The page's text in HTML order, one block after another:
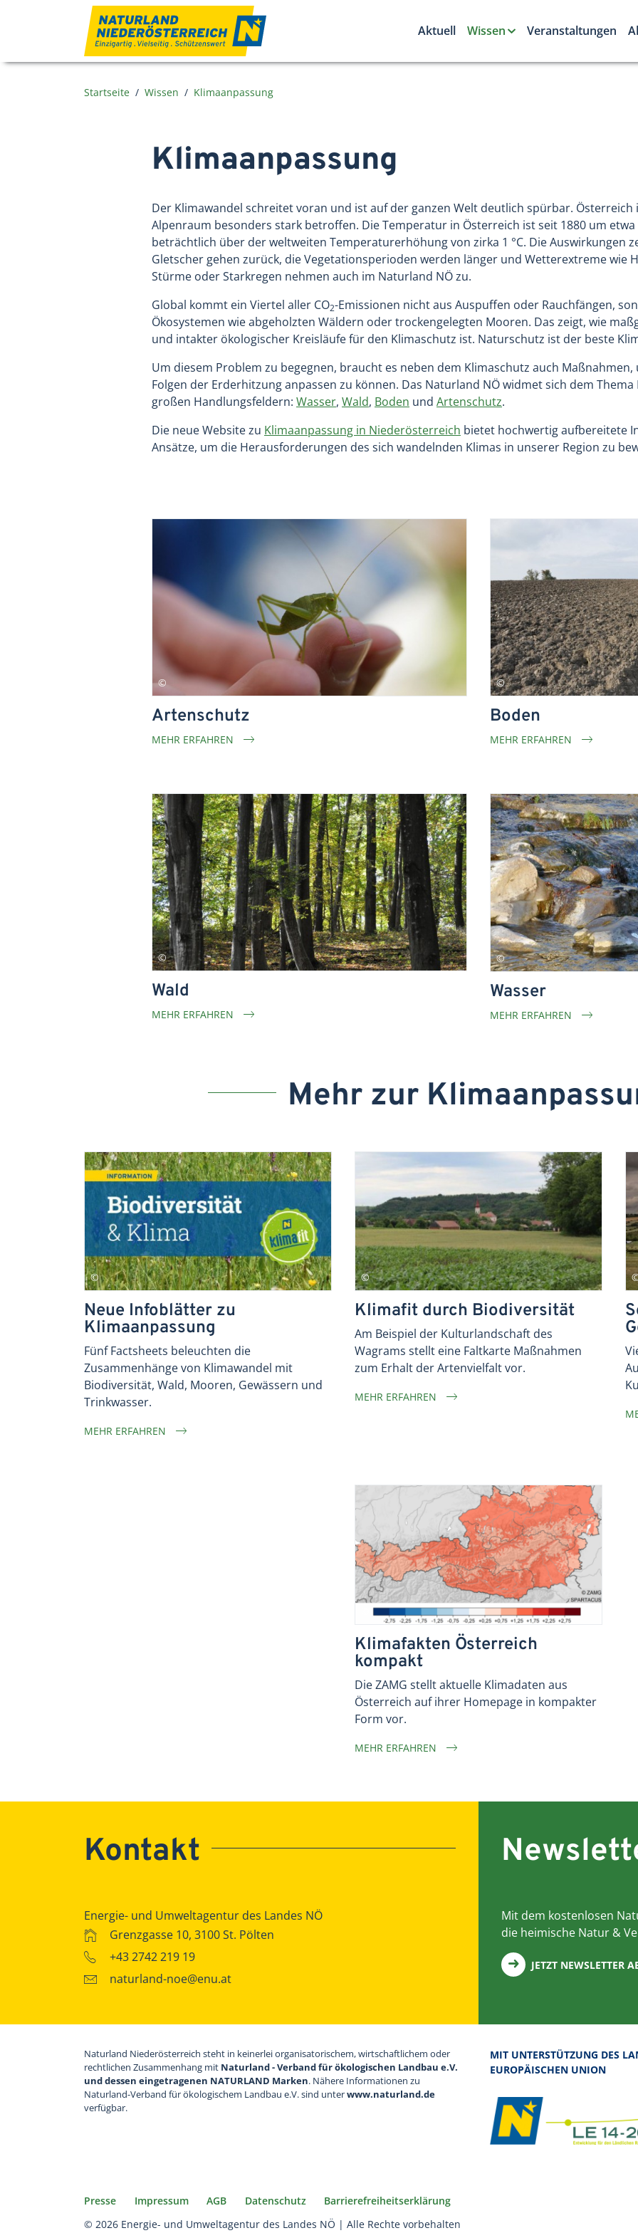
Aktuell
Wissen Veranstaltungen
Startseite Wissen Klimaanpassung
Klimaanpassung
Der Klimawandel schreitet voran und ist auf der ganzen Welt deutlich spürbar. Österreich
Alpenraum besonders stark betroffen. Die Temperatur in Österreich ist seit 1880 um etwa
beträchtlich über der weltweiten Temperaturerhöhung von zirka 1 °C. Die Auswirkungen
Gletscher gehen zurück, die Vegetationsperioden werden länger und Wetterextreme wie
Stürme oder Starkregen nehmen auch im Naturland NÖ zu.
Global kommt ein Viertel aller CO2-Emissionen nicht aus Auspuffen oder Rauchfängen,
Ökosystemen wie abgeholzten Wäldern oder trockengelegten Mooren. Das zeigt, wie
und intakter ökologischer Kreisläufe für den Klimaschutz ist. Naturschutz ist der beste
Um diesem Problem zu begegnen, braucht es neben dem Klimaschutz auch
Folgen der Erderhitzung anpassen zu können. Das Naturland NÖ widmet sich dem
großen Handlungsfeldern: Wasser, Wald, Boden und Artenschutz.
Die neue Website zu Klimaanpassung in Niederösterreich bietet hochwertig aufbereitete
Ansätze, um die Herausforderungen des sich wandelnden Klimas in unserer Region zu
Artenschutz
MEHR ERFAHREN
Boden
MEHR ERFAHREN
Wald
MEHR ERFAHREN
Wasser
MEHR ERFAHREN
Mehr zur
Neue Infoblätter zu
Klimaanpassung
Fünf Factsheets beleuchten die
Zusammenhänge von Klimawandel mit
Biodiversität, Wald, Mooren, Gewässern und
Trinkwasser.
MEHR ERFAHREN
Klimafit durch Biodiversität
Am Beispiel der Kulturlandschaft des
Wagrams stellt eine Faltkarte Maßnahmen
zum Erhalt der Artenvielfalt vor.
MEHR ERFAHREN
Klimafakten Österreich
kompakt
Die ZAMG stellt aktuelle Klimadaten aus
Österreich auf ihrer Homepage in kompakter
Form vor.
MEHR ERFAHREN
Mit dem kostenlosen
die heimische Natur &
JETZT NEWSLETTER
Kontakt
Energie- und Umweltagentur des Landes NÖ
Grenzgasse 10, 3100 St. Pölten
+43 2742 219 19
naturland-noe@enu.at
Naturland Niederösterreich steht in keinerlei organisatorischem, wirtschaftlichem oder
rechtlichen Zusammenhang mit Naturland - Verband für ökologischen Landbau e.V.
und dessen eingetragenen NATURLAND Marken. Nähere Informationen zu
Naturland-Verband für ökologischem Landbau e.V. sind unterwww.naturland.de
verfügbar.
MIT UNTERSTÜTZUNG DES
EUROPÄISCHEN UNION
Presse Impressum AGB Datenschutz
Barrierefreiheitserklärung
© 2026 Energie- und Umweltagentur des Landes NÖ | Alle Rechte vorbehalten